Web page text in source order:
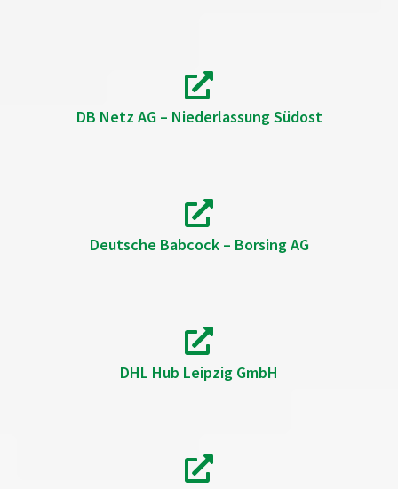
DB Netz AG – Niederlassung Südost
Deutsche Babcock – Borsing AG
DHL Hub Leipzig GmbH